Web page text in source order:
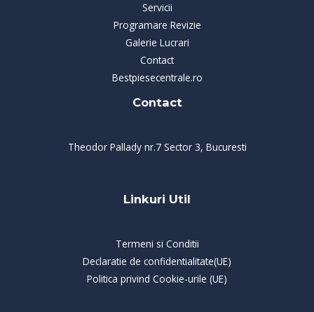
Servicii
Programare Revizie
Galerie Lucrari
Contact
Bestpiesecentrale.ro
Contact
Theodor Pallady nr.7 Sector 3, Bucuresti
Linkuri Util
Termeni si Conditii
Declaratie de confidentialitate(UE)
Politica privind Cookie-urile (UE)